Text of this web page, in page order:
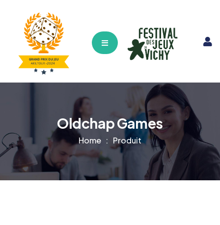
Hamburger Toggle Menu
Oldchap Games
Home Produit